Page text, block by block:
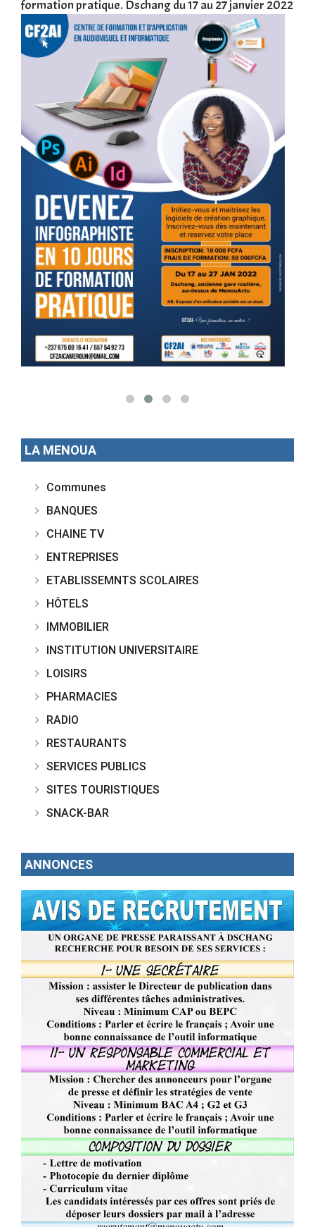
formation pratique. Dschang du 17 au 27 janvier 2022
LA MENOUA
Communes
BANQUES
CHAINE TV
ENTREPRISES
ETABLISSEMNTS SCOLAIRES
HÔTELS
IMMOBILIER
INSTITUTION UNIVERSITAIRE
LOISIRS
PHARMACIES
RADIO
RESTAURANTS
SERVICES PUBLICS
SITES TOURISTIQUES
SNACK-BAR
ANNONCES